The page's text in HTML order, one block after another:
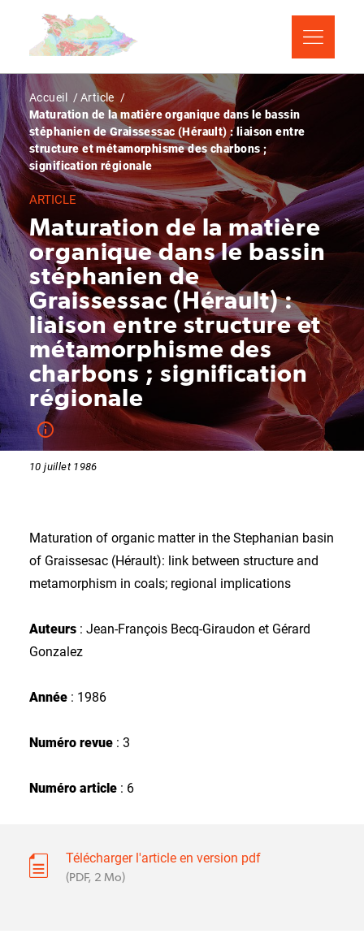
contenu
Fil
d'Ariane
Accueil
Article
Maturation de la matière organique dans le bassin
stéphanien de Graissessac (Hérault) : liaison entre
structure et métamorphisme des charbons ;
signification régionale
ARTICLE
Maturation de la matière
organique dans le bassin
stéphanien de
Graissessac (Hérault) :
liaison entre structure et
métamorphisme des
charbons ; signification
régionale
10 juillet 1986
Maturation of organic matter in the Stephanian basin
of Graissesac (Hérault): link between structure and
metamorphism in coals; regional implications
Auteurs : Jean-François Becq-Giraudon et Gérard
Gonzalez
Année : 1986
Numéro revue : 3
Numéro article : 6
Télécharger l'article en version pdf
(PDF, 2 Mo)